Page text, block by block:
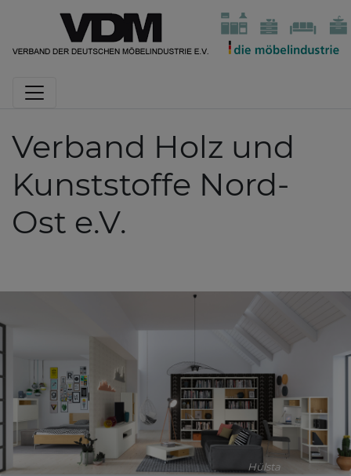
Verband Holz und
Kunststoffe Nord-
Ost e.V.
Hülsta